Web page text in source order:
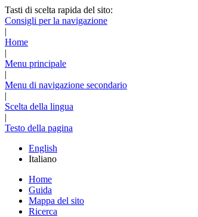
Tasti di scelta rapida del sito:
Consigli per la navigazione
|
Home
|
Menu principale
|
Menu di navigazione secondario
|
Scelta della lingua
|
Testo della pagina
English
Italiano
Home
Guida
Mappa del sito
Ricerca